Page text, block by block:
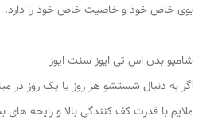
بوی خاص خود و خاصیت خاص خود را دارد.
شامپو بدن اس تی ایوز سنت ایوز
اگر به دنبال شستشو هر روز یا یک روز در
ملایم با قدرت کف کنندگی بالا و رایحه